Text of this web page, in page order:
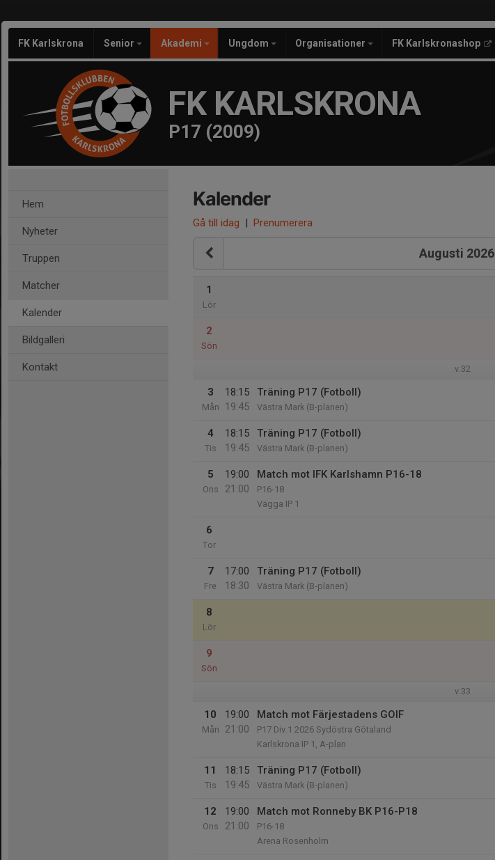
FK Karlskrona Senior Akademi Ungdom Organisationer FK Karlskronashop
FK KARLSKRONA
P17 (2009)
Hem
Nyheter
Truppen
Matcher
Kalender
Bildgalleri
Kontakt
Kalender
Gå till idag | Prenumerera
Augusti 2026
1
Lör
2
Sön
v.32
3
Mån
18:15
19:45
Träning P17 (Fotboll)
Västra Mark (B-planen)
4
Tis
18:15
19:45
Träning P17 (Fotboll)
Västra Mark (B-planen)
5
Ons
19:00
21:00
Match mot IFK Karlshamn P16-18
P16-18
Vägga IP 1
6
Tor
7
Fre
17:00
18:30
Träning P17 (Fotboll)
Västra Mark (B-planen)
8
Lör
9
Sön
v.33
10
Mån
19:00
21:00
Match mot Färjestadens GOIF
P17 Div.1 2026 Sydöstra Götaland
Karlskrona IP 1, A-plan
11
Tis
18:15
19:45
Träning P17 (Fotboll)
Västra Mark (B-planen)
12
Ons
19:00
21:00
Match mot Ronneby BK P16-P18
P16-18
Arena Rosenholm